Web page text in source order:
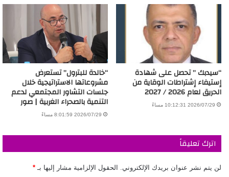
“سيدبك ” تحصل على شهادة
إستيفاء إشتراطات الوقاية من
الحريق لعام 2026 / 2027
2026/07/29 10:12:31 مساءً
“خالدة للبترول” تستعرض
مشروعاتها الاستراتيجية خلال
جلسات التشاور المجتمعي لدعم
التنمية بالصحراء الغربية | صور
2026/07/29 8:01:59 مساءً
اترك تعليقاً
لن يتم نشر عنوان بريدك الإلكتروني. الحقول الإلزامية مشار إليها بـ *